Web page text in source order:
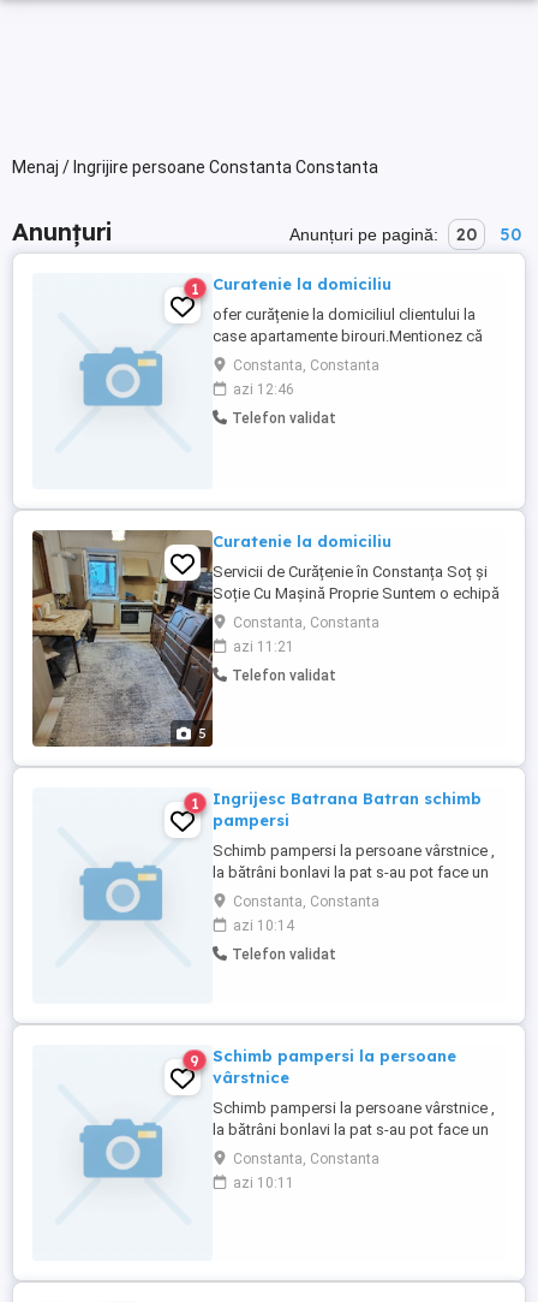
Menaj / Ingrijire persoane Constanta Constanta
Anunțuri Anunțuri pe pagină: 20 50
1 Curatenie la domiciliu
ofer curățenie la domiciliul clientului la
case apartamente birouri.Mentionez că
am experiența de 4 ani .Vă aștept cu mult
drag.Beatrice .Ptr urgente mă pot deplasa
și în weekend.daca este neapărat
nevoie.Mă puteți contacta pîna la ora
Constanta, Constanta
azi 12:46
Telefon validat
5
Curatenie la domiciliu
Servicii de Curățenie în Constanța Soț și
Soție Cu Mașină Proprie Suntem o echipă
serioasă soț și soție și oferim servicii de
curățenie la domiciliu, cu deplasare în
toată Constanța: Curățenie generală
Curățenie după constructor Curățenie
Constanta, Constanta
azi 11:21
Telefon validat
1
Ingrijesc Batrana Batran schimb
pampersi
Schimb pampersi la persoane vârstnice ,
la bătrâni bonlavi la pat s-au pot face un
program scurt vin schimb pampersi,
schimb lenjerie de pat și corp, dau
mâncare bolnavului spăl farfurie , dau
medicamente la nevoie , dau mâncare
Constanta, Constanta
azi 10:14
Telefon validat
9
Schimb pampersi la persoane
vârstnice
Schimb pampersi la persoane vârstnice ,
la bătrâni bonlavi la pat s-au pot face un
program scurt vin schimb pampersi,
schimb lenjerie de pat și corp, dau
mâncare bolnavului spăl farfurie , dau
Constanta, Constanta
azi 10:11